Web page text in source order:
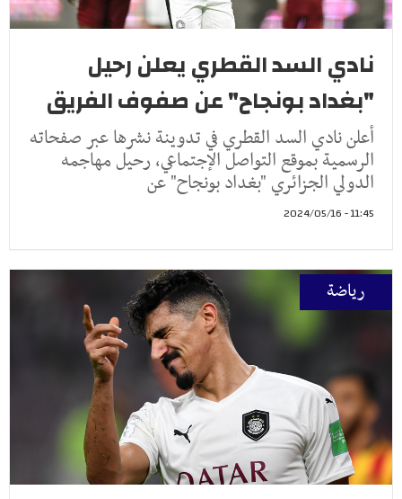
نادي السد القطري يعلن رحيل
"بغداد بونجاح" عن صفوف الفريق
أعلن نادي السد القطري في تدوينة نشرها عبر صفحاته
الرسمية بموقع التواصل الإجتماعي، رحيل مهاجمه
الدولي الجزائري "بغداد بونجاح" عن
11:45 - 2024/05/16
رياضة